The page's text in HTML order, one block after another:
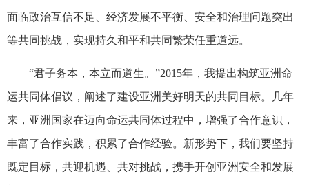
面临政治互信不足、经济发展不平衡、安全和治理问题突出
等共同挑战，实现持久和平和共同繁荣任重道远。
“君子务本，本立而道生。”2015年，我提出构筑亚洲命
运共同体倡议，阐述了建设亚洲美好明天的共同目标。几年
来，亚洲国家在迈向命运共同体过程中，增强了合作意识，
丰富了合作实践，积累了合作经验。新形势下，我们要坚持
既定目标，共迎机遇、共对挑战，携手开创亚洲安全和发展